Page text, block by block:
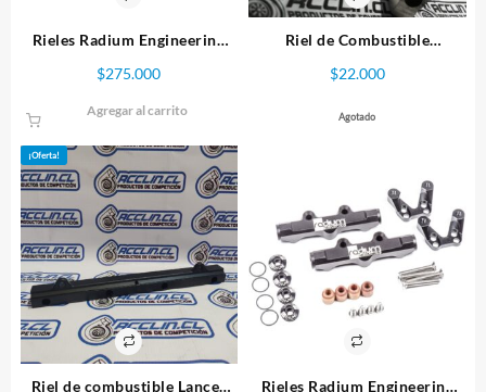
Rieles Radium Engineering
$275.000
Agregar al carrito
Riel de Combustible
$22.000
Agotado
¡Oferta!
Riel de combustible Lancer Rieles Radium Engineering